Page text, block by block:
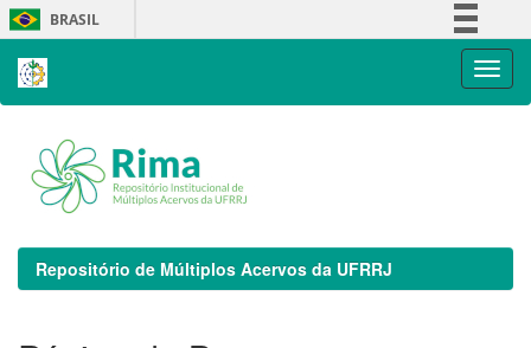
Skip
navigation
BRASIL
Repositório de Múltiplos Acervos da UFRRJ